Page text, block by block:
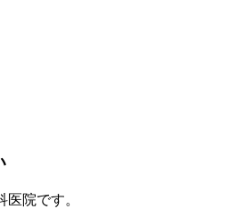
院です。